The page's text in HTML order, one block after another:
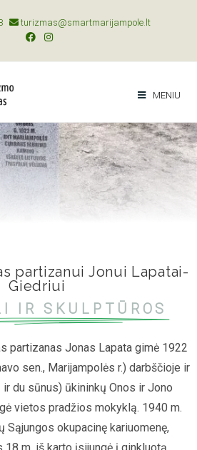
turizmas@smartmarijampole.lt
MENIU
partizanui Jonui Lapatai-
Giedriui
IR SKULPTŪROS
partizanas Jonas Lapata gimė 1922
sen., Marijampolės r.) darbščioje ir
du sūnus) ūkininkų Onos ir Jono
vietos pradžios mokyklą. 1940 m.
okupacinę kariuomenę,